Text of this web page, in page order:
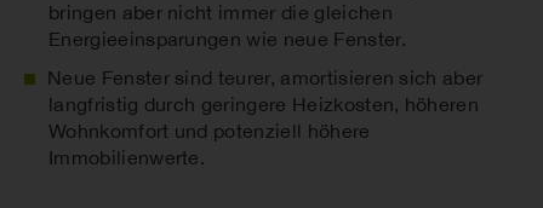
bringen aber nicht immer die gleichen
Energieeinsparungen wie neue Fenster.
Neue Fenster sind teurer, amortisieren sich aber
langfristig durch geringere Heizkosten, höheren
Wohnkomfort und potenziell höhere
Immobilienwerte.